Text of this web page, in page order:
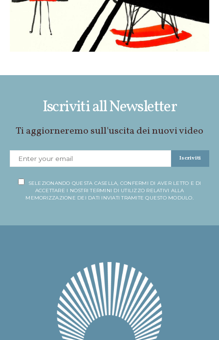
Iscriviti all Newsletter
Ti aggiorneremo sull'uscita dei nuovi video
Iscriviti
SELEZIONANDO QUESTA CASELLA, CONFERMI DI AVER LETTO E DI
ACCETTARE I NOSTRI TERMINI DI UTILIZZO RELATIVI ALLA
MEMORIZZAZIONE DEI DATI INVIATI TRAMITE QUESTO MODULO.